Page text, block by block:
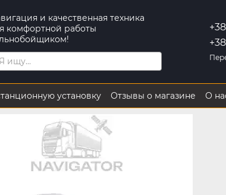
и качественная техника
комфортной работы
установку Отзывы о магазине О
соглашение
Контактная информация